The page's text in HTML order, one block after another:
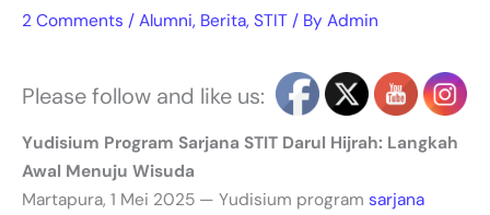
2 Comments / Alumni, Berita, STIT / By Admin
Please follow and like us:
Yudisium Program Sarjana STIT Darul Hijrah: Langkah
Awal Menuju Wisuda
Martapura, 1 Mei 2025 — Yudisium program sarjana